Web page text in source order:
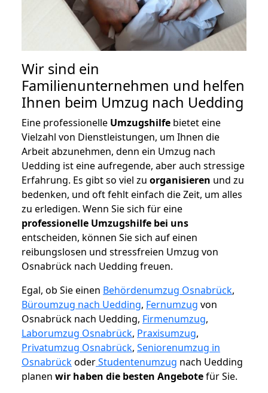
Wir sind ein
Familienunternehmen und helfen
Ihnen beim Umzug nach Uedding
Eine professionelle Umzugshilfe bietet eine
Vielzahl von Dienstleistungen, um Ihnen die
Arbeit abzunehmen, denn ein Umzug nach
Uedding ist eine aufregende, aber auch stressige
Erfahrung. Es gibt so viel zu organisieren und zu
bedenken, und oft fehlt einfach die Zeit, um alles
zu erledigen. Wenn Sie sich für eine
professionelle Umzugshilfe bei uns
entscheiden, können Sie sich auf einen
reibungslosen und stressfreien Umzug von
Osnabrück nach Uedding freuen.
Egal, ob Sie einen Behördenumzug Osnabrück,
Büroumzug nach Uedding, Fernumzug von
Osnabrück nach Uedding, Firmenumzug,
Laborumzug Osnabrück, Praxisumzug,
Privatumzug Osnabrück, Seniorenumzug in
OsnabrückoderStudentenumzug nach Uedding
planen wir haben die besten Angebotefür Sie.